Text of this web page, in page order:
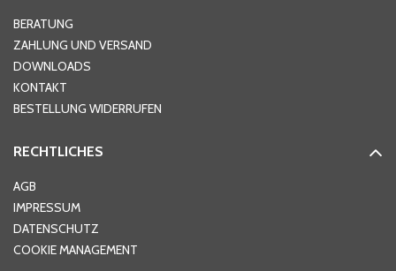
Hausnummer
Ort*
Telefon
BERATUNG
ZAHLUNG UND VERSAND
DOWNLOADS
KONTAKT
BESTELLUNG WIDERRUFEN
RECHTLICHES
AGB
IMPRESSUM
DATENSCHUTZ
COOKIE MANAGEMENT